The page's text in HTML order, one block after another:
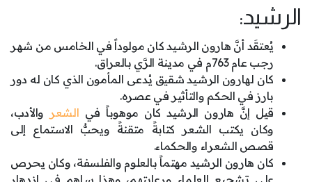
الرشيد:
يُعتقَد أنَّ هارون الرشيد كان مولوداً في الخامس من شهر
رجب عام 763م في مدينة الرَّي بالعراق.
كان لهارون الرشيد شقيق يُدعى المأمون الذي كان له دور
بارز في الحكم والتأثير في عصره.
قيل إنَّ هارون الرشيد كان موهوباً في الشعر والأدب،
وكان يكتب الشعر كتابةً متقنةً ويحبُّ الاستماع إلى
قصص الشعراء والحكماء.
كان هارون الرشيد مهتماً بالعلوم والفلسفة، وكان يحرص